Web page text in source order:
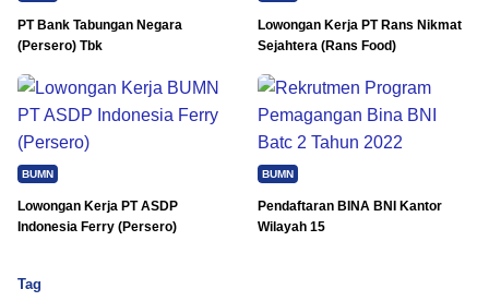
PT Bank Tabungan Negara
(Persero) Tbk
Lowongan Kerja PT Rans Nikmat
Sejahtera (Rans Food)
BUMN
Lowongan Kerja PT ASDP
Indonesia Ferry (Persero)
BUMN
Pendaftaran BINA BNI Kantor
Wilayah 15
Tag